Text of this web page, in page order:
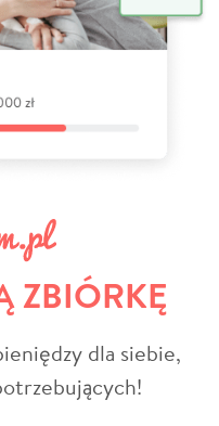
ZBIÓRKĘ
dla siebie,